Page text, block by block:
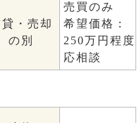
・売却
の別
売買のみ
希望価格：
250万円程度
応相談